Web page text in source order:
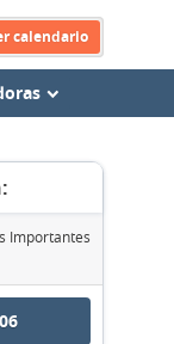
calendario
Importantes